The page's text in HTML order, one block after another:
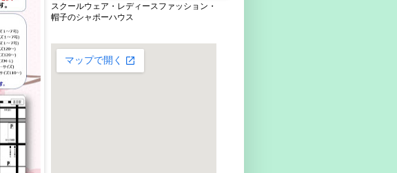
スクールウェア・レディースファッション・
帽子のシャポーハウス